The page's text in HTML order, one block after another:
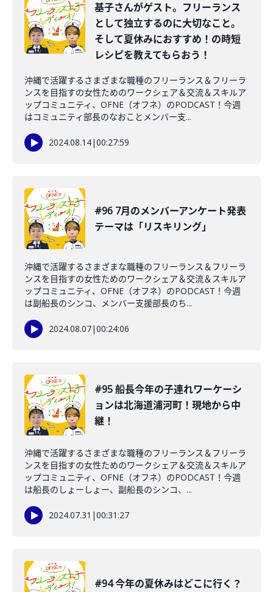
基子さんがゲスト。フリーランス
として独立するのに大切なこと。
そして夏休みにおすすめ！の時短
レシピを教えてもらおう！
沖縄で活躍するさまざまな職種のフリーランス＆フリーラ
ンスを目指すの女性ためのワークシェア＆交流＆スキルア
ップコミュニティ、OFNE（オフネ）のPODCAST！今週
はコミュニティ部長のなおことメンバー支...
2024.08.14|00:27:59
#96 7月のメンバーアンケート発表
テーマは「リスキリング」
沖縄で活躍するさまざまな職種のフリーランス＆フリーラ
ンスを目指すの女性ためのワークシェア＆交流＆スキルア
ップコミュニティ、OFNE（オフネ）のPODCAST！今週
は副船長のシンコ、メンバー支援部長のち...
2024.08.07|00:24:06
#95 船長今年の子連れワーケーシ
ョンは北海道浦河町！現地から中
継！
沖縄で活躍するさまざまな職種のフリーランス＆フリーラ
ンスを目指すの女性ためのワークシェア＆交流＆スキルア
ップコミュニティ、OFNE（オフネ）のPODCAST！今週
は船長のしょーしょー、副船長のシンコ、...
2024.07.31 |00:31:27
#94 今年の夏休みはどこに行く？